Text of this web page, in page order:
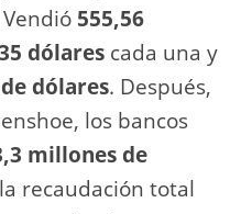
555,56
dólares cada una y
dólares. Después,
los bancos
millones de
recaudación total